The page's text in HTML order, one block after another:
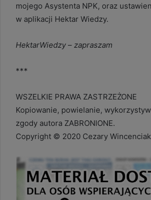
mojego Asystenta NPK, oraz
w aplikacji Hektar Wiedzy.
HektarWiedzy – zapraszam
***
WSZELKIE PRAWA ZASTRZEŻONE
Kopiowanie, powielanie,
zgody autora ZABRONIONE.
Copyright © 2020 Cezary Wincenciak